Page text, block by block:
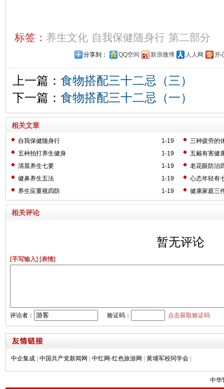
标签： 养生文化 自我保健随身行 第二部分
分享到： QQ空间 新浪微博 人人网 开
上一篇： 食物搭配三十二忌（三）
下一篇： 食物搭配三十二忌（一）
相关文章
1-19
自我保健随身行
三种疲劳的
1-19
五种拍打养生健身
五戴有害健
1-19
清晨养生七要
老花眼防治
1-19
健鼻养生五法
心态年轻有
1-19
养生应重视四防 健康家庭三
相关评论
暂无评论
[手写输入] [表情]
评论者： 验证码： 点击获取验证码
中企集成 | 中国共产党新闻网 | 中红网-红色旅游网 | 黄埔军校同学会 |
中华